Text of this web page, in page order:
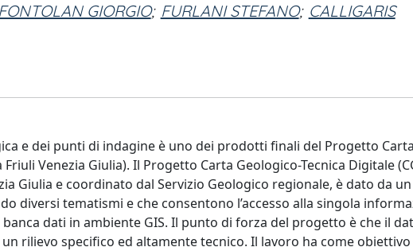
FONTOLAN GIORGIO; FURLANI STEFANO; CALLIGARIS
e dei punti di indagine è uno dei prodotti finali del Progetto Carta
Venezia Giulia). Il Progetto Carta Geologico-Tecnica Digitale
Giulia e coordinato dal Servizio Geologico regionale, è dato da
diversi tematismi e che consentono l’accesso alla singola
dati in ambiente GIS. Il punto di forza del progetto è che il
rilievo specifico ed altamente tecnico. Il lavoro ha come obiettivo